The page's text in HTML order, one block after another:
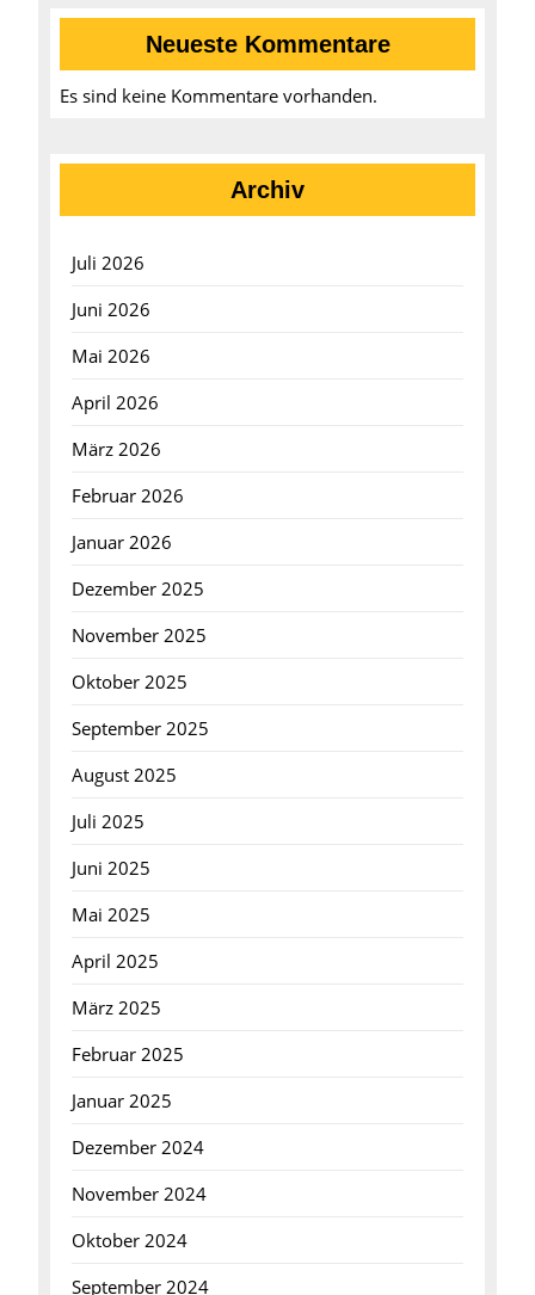
Neueste Kommentare
Es sind keine Kommentare vorhanden.
Archiv
Juli 2026
Juni 2026
Mai 2026
April 2026
März 2026
Februar 2026
Januar 2026
Dezember 2025
November 2025
Oktober 2025
September 2025
August 2025
Juli 2025
Juni 2025
Mai 2025
April 2025
März 2025
Februar 2025
Januar 2025
Dezember 2024
November 2024
Oktober 2024
September 2024